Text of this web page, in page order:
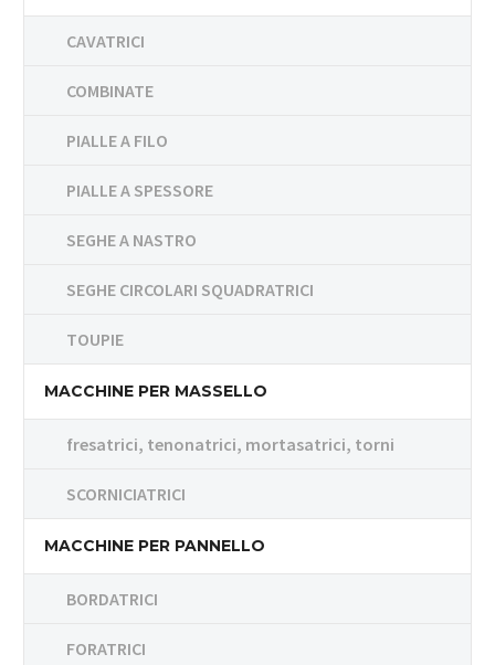
CAVATRICI
COMBINATE
PIALLE A FILO
PIALLE A SPESSORE
SEGHE A NASTRO
SEGHE CIRCOLARI SQUADRATRICI
TOUPIE
MACCHINE PER MASSELLO
fresatrici, tenonatrici, mortasatrici, torni
SCORNICIATRICI
MACCHINE PER PANNELLO
BORDATRICI
FORATRICI